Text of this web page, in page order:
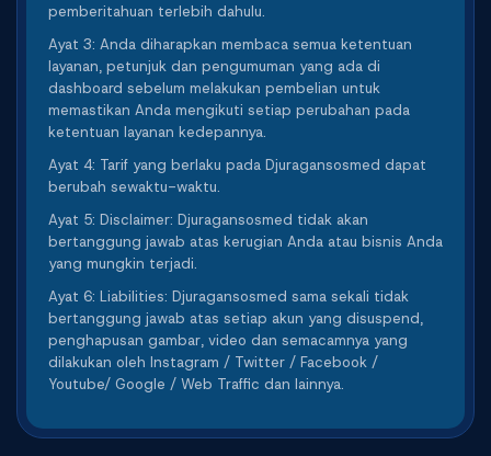
pemberitahuan terlebih dahulu.
Ayat 3: Anda diharapkan membaca semua ketentuan
layanan, petunjuk dan pengumuman yang ada di
dashboard sebelum melakukan pembelian untuk
memastikan Anda mengikuti setiap perubahan pada
ketentuan layanan kedepannya.
Ayat 4: Tarif yang berlaku pada Djuragansosmed dapat
berubah sewaktu-waktu.
Ayat 5: Disclaimer: Djuragansosmed tidak akan
bertanggung jawab atas kerugian Anda atau bisnis Anda
yang mungkin terjadi.
Ayat 6: Liabilities: Djuragansosmed sama sekali tidak
bertanggung jawab atas setiap akun yang disuspend,
penghapusan gambar, video dan semacamnya yang
dilakukan oleh Instagram / Twitter / Facebook /
Youtube/ Google / Web Traffic dan lainnya.